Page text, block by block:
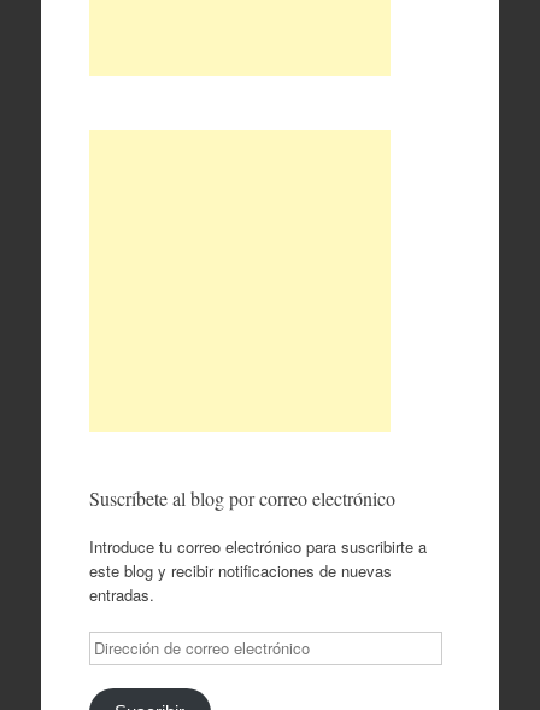
Suscríbete al blog por correo electrónico
Introduce tu correo electrónico para suscribirte a
este blog y recibir notificaciones de nuevas
entradas.
Dirección
de
correo